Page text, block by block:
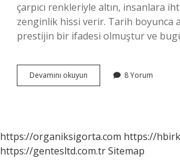
çarpıcı renkleriyle altın, insanlara
zenginlik hissi verir. Tarih boyunca
prestijin bir ifadesi olmuştur ve
Devamını okuyun Yaşamın
Rengi
8 Yorum
https://organiksigorta.com https://
https://gentesltd.com.trSitemap